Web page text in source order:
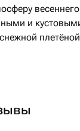
и
случая.